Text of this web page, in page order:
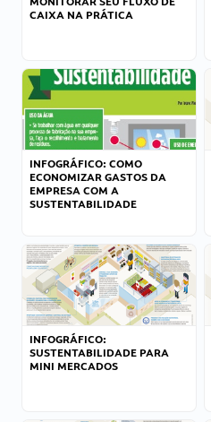
CAIXA NA PRÁTICA
INFOGRÁFICO: COMO
ECONOMIZAR GASTOS DA
EMPRESA COM A
SUSTENTABILIDADE
INFOGRÁFICO:
SUSTENTABILIDADE PARA
MINI MERCADOS